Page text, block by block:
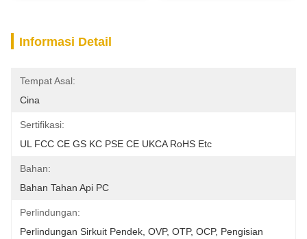
Informasi Detail
Tempat Asal:
Cina
Sertifikasi:
UL FCC CE GS KC PSE CE UKCA RoHS Etc
Bahan:
Bahan Tahan Api PC
Perlindungan:
Perlindungan Sirkuit Pendek, OVP, OTP, OCP, Pengisian